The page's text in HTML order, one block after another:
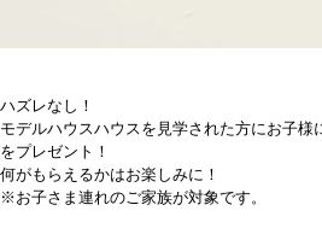
ハズレなし！
モデルハウスハウスを見学された方にお子様
をプレゼント！
何がもらえるかはお楽しみに！
※お子さま連れのご家族が対象です。